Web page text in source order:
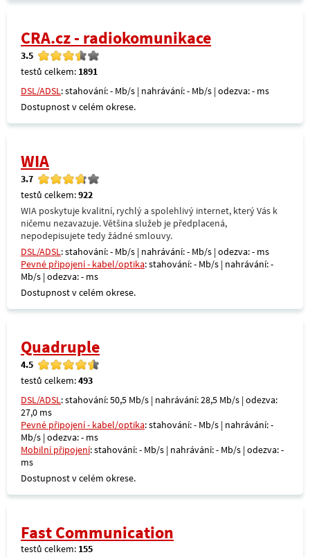
CRA.cz - radiokomunikace
3.5
testů celkem: 1891
DSL/ADSL: stahování: - Mb/s | nahrávání: - Mb/s | odezva: - ms
Dostupnost v celém okrese.
WIA
3.7
testů celkem:922
WIA poskytuje kvalitní, rychlý a spolehlivý internet, který Vás k
ničemu nezavazuje. Většina služeb je předplacená,
nepodepisujete tedy žádné smlouvy.
DSL/ADSL: stahování: - Mb/s | nahrávání: - Mb/s | odezva: - ms
Pevné připojení - kabel/optika: stahování: - Mb/s | nahrávání: -
Mb/s | odezva: - ms
Dostupnost v celém okrese.
Quadruple
4.5
testů celkem:493
DSL/ADSL: stahování: 50,5 Mb/s | nahrávání: 28,5 Mb/s | odezva:
27,0 ms
Pevné připojení - kabel/optika: stahování: - Mb/s | nahrávání: -
Mb/s | odezva: - ms
Mobilní připojení: stahování: - Mb/s | nahrávání: - Mb/s | odezva: -
ms
Dostupnost v celém okrese.
Fast Communication
testů celkem: 155